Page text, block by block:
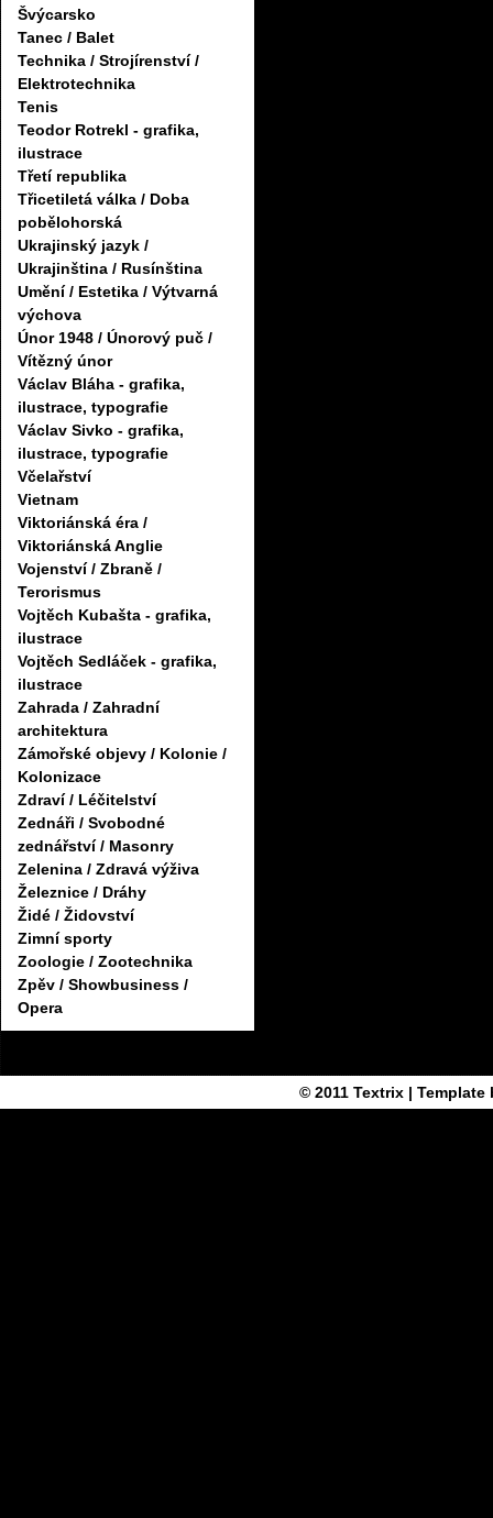
Švýcarsko
Tanec / Balet
Technika / Strojírenství /
Elektrotechnika
Tenis
Teodor Rotrekl - grafika,
ilustrace
Třetí republika
Třicetiletá válka / Doba
pobělohorská
Ukrajinský jazyk /
Ukrajinština / Rusínština
Umění / Estetika / Výtvarná
výchova
Únor 1948 / Únorový puč /
Vítězný únor
Václav Bláha - grafika,
ilustrace, typografie
Václav Sivko - grafika,
ilustrace, typografie
Včelařství
Vietnam
Viktoriánská éra /
Viktoriánská Anglie
Vojenství / Zbraně /
Terorismus
Vojtěch Kubašta - grafika,
ilustrace
Vojtěch Sedláček - grafika,
ilustrace
Zahrada / Zahradní
architektura
Zámořské objevy / Kolonie /
Kolonizace
Zdraví / Léčitelství
Zednáři / Svobodné
zednářství / Masonry
Zelenina / Zdravá výživa
Železnice / Dráhy
Židé / Židovství
Zimní sporty
Zoologie / Zootechnika
Zpěv / Showbusiness /
Opera
© 2011 Textrix| Template